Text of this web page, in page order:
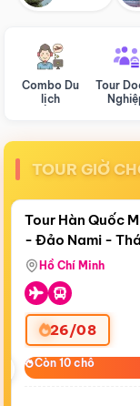
Combo Du
lịch
Tour
TOUR GIỜ
Còn18 ngày 11:40:28
Bay Sun
Tour Hàn Quốc
- Đảo Nami -
Airways)
Hồ Chí Minh
26/08
Còn 10 chỗ
Còn 10 chỗ